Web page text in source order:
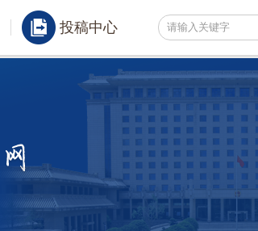
投稿中心